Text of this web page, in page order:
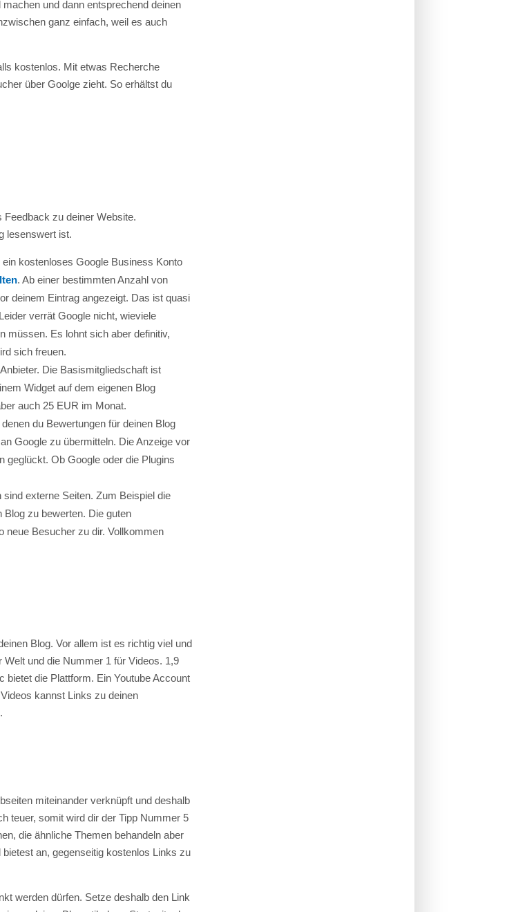
und dann entsprechend deinen
ganz einfach, weil es auch
kostenlos. Mit etwas Recherche
über Goolge zieht. So erhältst du
Feedback zu deiner Website.
lesenswert ist.
kostenloses Google Business Konto
. Ab einer bestimmten Anzahl von
deinem Eintrag angezeigt. Das ist quasi
verrät Google nicht, wieviele
müssen. Es lohnt sich aber definitiv,
sich freuen.
Die Basismitgliedschaft ist
Widget auf dem eigenen Blog
auch 25 EUR im Monat.
du Bewertungen für deinen Blog
Google zu übermitteln. Die Anzeige vor
geglückt. Ob Google oder die Plugins
externe Seiten. Zum Beispiel die
zu bewerten. Die guten
neue Besucher zu dir. Vollkommen
Blog. Vor allem ist es richtig viel und
und die Nummer 1 für Videos. 1,9
bietet die Plattform. Ein Youtube Account
kannst Links zu deinen
miteinander verknüpft und deshalb
teuer, somit wird dir der Tipp Nummer 5
die ähnliche Themen behandeln aber
an, gegenseitig kostenlos Links zu
werden dürfen. Setze deshalb den Link